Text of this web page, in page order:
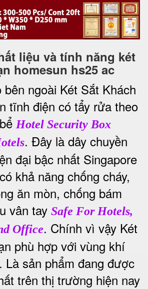
liệu và tính năng két
homesun hs25 ac
bên ngoài Két Sắt Khách
tĩnh điện có tẩy rửa theo
Hotel Security Box
. Đây là dây chuyền
đại bậc nhất Singapore
khả năng chống cháy,
ăn mòn, chống bám
vân tay Safe For Hotels,
Office. Chính vì vậy Két
phù hợp với vùng khí
Là sản phẩm đang được
trên thị trường hiện nay